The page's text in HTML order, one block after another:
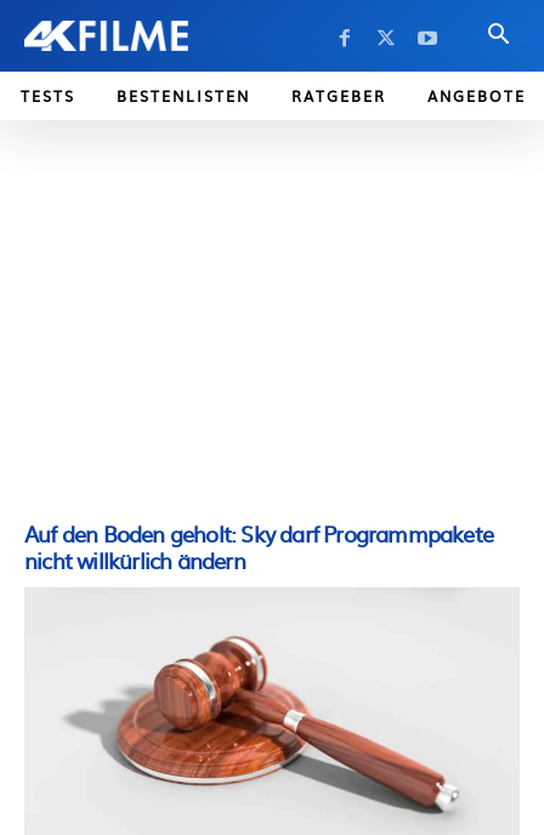
TESTS BESTENLISTEN RATGEBER ANGEBOTE
Auf den Boden geholt: Sky darf Programmpakete
nicht willkürlich ändern